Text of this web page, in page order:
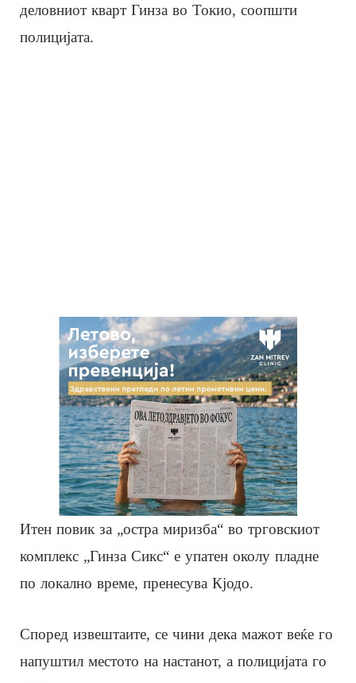
деловниот кварт Гинза во Токио, соопшти
полицијата.
Итен повик за „остра миризба“ во трговскиот
комплекс „Гинза Сикс“ е упатен околу пладне
по локално време, пренесува Кјодо.
Според извештаите, се чини дека мажот веќе го
напуштил местото на настанот, а полицијата го